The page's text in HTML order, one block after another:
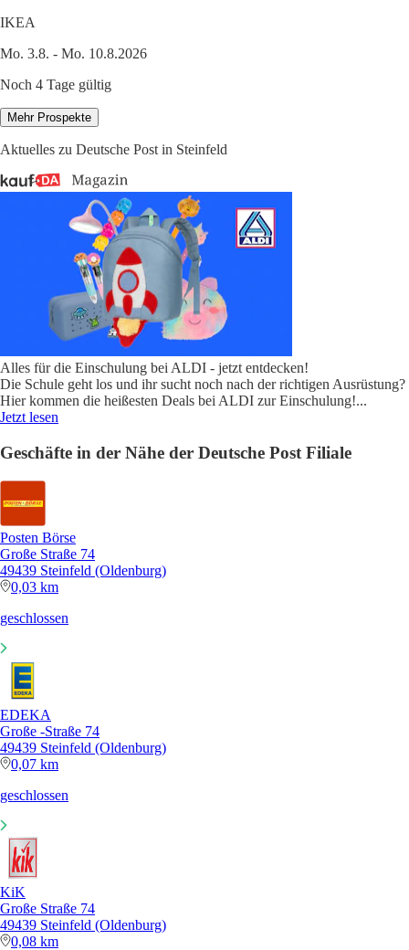
IKEA
Mo. 3.8. - Mo. 10.8.2026
Noch 4 Tage gültig
Mehr Prospekte
Aktuelles zu Deutsche Post in Steinfeld
Alles für die Einschulung bei ALDI - jetzt entdecken!
Die Schule geht los und ihr sucht noch nach der richtigen Ausrüstung?
Hier kommen die heißesten Deals bei ALDI zur Einschulung!...
Jetzt lesen
Geschäfte in der Nähe der Deutsche Post Filiale
Posten Börse
Große Straße 74
49439 Steinfeld (Oldenburg)
0,03 km
geschlossen
EDEKA
Große -Straße 74
49439 Steinfeld (Oldenburg)
0,07 km
geschlossen
KiK
Große Straße 74
49439 Steinfeld (Oldenburg)
0,08 km